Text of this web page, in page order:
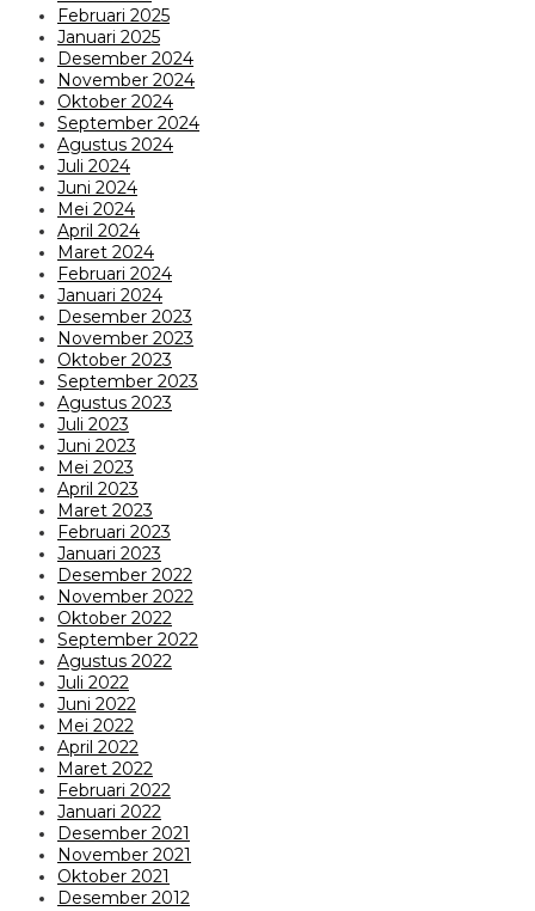
Februari 2025
Januari 2025
Desember 2024
November 2024
Oktober 2024
September 2024
Agustus 2024
Juli 2024
Juni 2024
Mei 2024
April 2024
Maret 2024
Februari 2024
Januari 2024
Desember 2023
November 2023
Oktober 2023
September 2023
Agustus 2023
Juli 2023
Juni 2023
Mei 2023
April 2023
Maret 2023
Februari 2023
Januari 2023
Desember 2022
November 2022
Oktober 2022
September 2022
Agustus 2022
Juli 2022
Juni 2022
Mei 2022
April 2022
Maret 2022
Februari 2022
Januari 2022
Desember 2021
November 2021
Oktober 2021
Desember 2012